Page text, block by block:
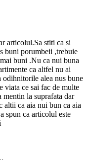
articolul.Sa stiti ca si
buni porumbeii ,trebuie
buni .Nu ca nui buna
ca altfel nu ai
alea nus bune
ce sai fac de multe
mentin la suprafata dar
altii ca aia nui bun ca aia
ca articolul este